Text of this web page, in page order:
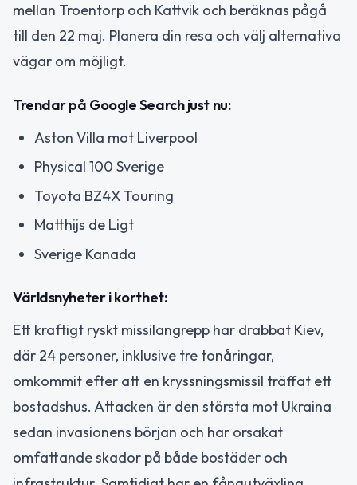
mellan Troentorp och Kattvik och beräknas pågå
till den 22 maj. Planera din resa och välj alternativa
vägar om möjligt.
Trendar på Google Search just nu:
Aston Villa mot Liverpool
Physical 100 Sverige
Toyota BZ4X Touring
Matthijs de Ligt
Sverige Kanada
Världsnyheter i korthet:
Ett kraftigt ryskt missilangrepp har drabbat Kiev,
där 24 personer, inklusive tre tonåringar,
omkommit efter att en kryssningsmissil träffat ett
bostadshus. Attacken är den största mot Ukraina
sedan invasionens början och har orsakat
omfattande skador på både bostäder och